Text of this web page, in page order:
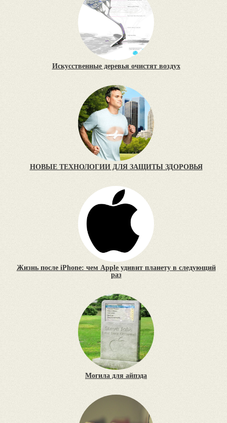
Искусственные деревья очистят воздух
НОВЫЕ ТЕХНОЛОГИИ ДЛЯ ЗАЩИТЫ ЗДОРОВЬЯ
Жизнь после iPhone: чем Apple удивит планету в следующий
раз
Могила для айпэда